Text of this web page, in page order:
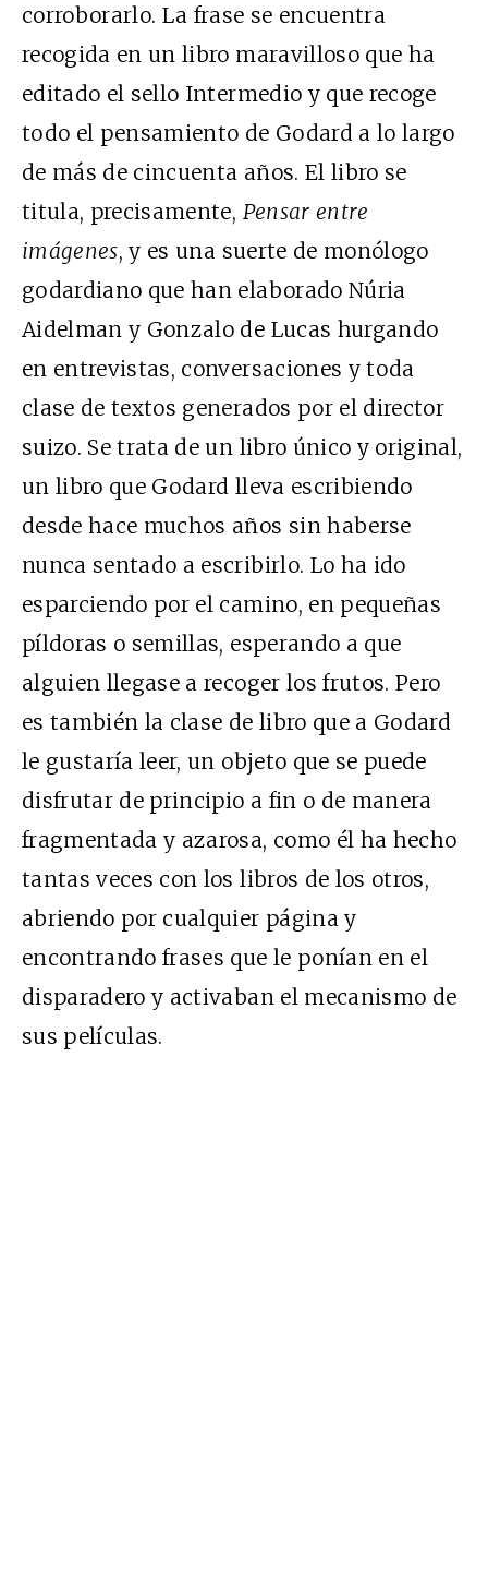
corroborarlo. La frase se encuentra
recogida en un libro maravilloso que ha
editado el sello Intermedio y que recoge
todo el pensamiento de Godard a lo largo
de más de cincuenta años. El libro se
titula, precisamente, Pensar entre
imágenes, y es una suerte de monólogo
godardiano que han elaborado Núria
Aidelman y Gonzalo de Lucas hurgando
en entrevistas, conversaciones y toda
clase de textos generados por el director
suizo. Se trata de un libro único y original,
un libro que Godard lleva escribiendo
desde hace muchos años sin haberse
nunca sentado a escribirlo. Lo ha ido
esparciendo por el camino, en pequeñas
píldoras o semillas, esperando a que
alguien llegase a recoger los frutos. Pero
es también la clase de libro que a Godard
le gustaría leer, un objeto que se puede
disfrutar de principio a fin o de manera
fragmentada y azarosa, como él ha hecho
tantas veces con los libros de los otros,
abriendo por cualquier página y
encontrando frases que le ponían en el
disparadero y activaban el mecanismo de
sus películas.